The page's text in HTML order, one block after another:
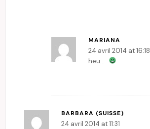
MARIANA
24 avril 2014 at 16:18
heu…
BARBARA (SUISSE)
24 avril 2014 at 11:31